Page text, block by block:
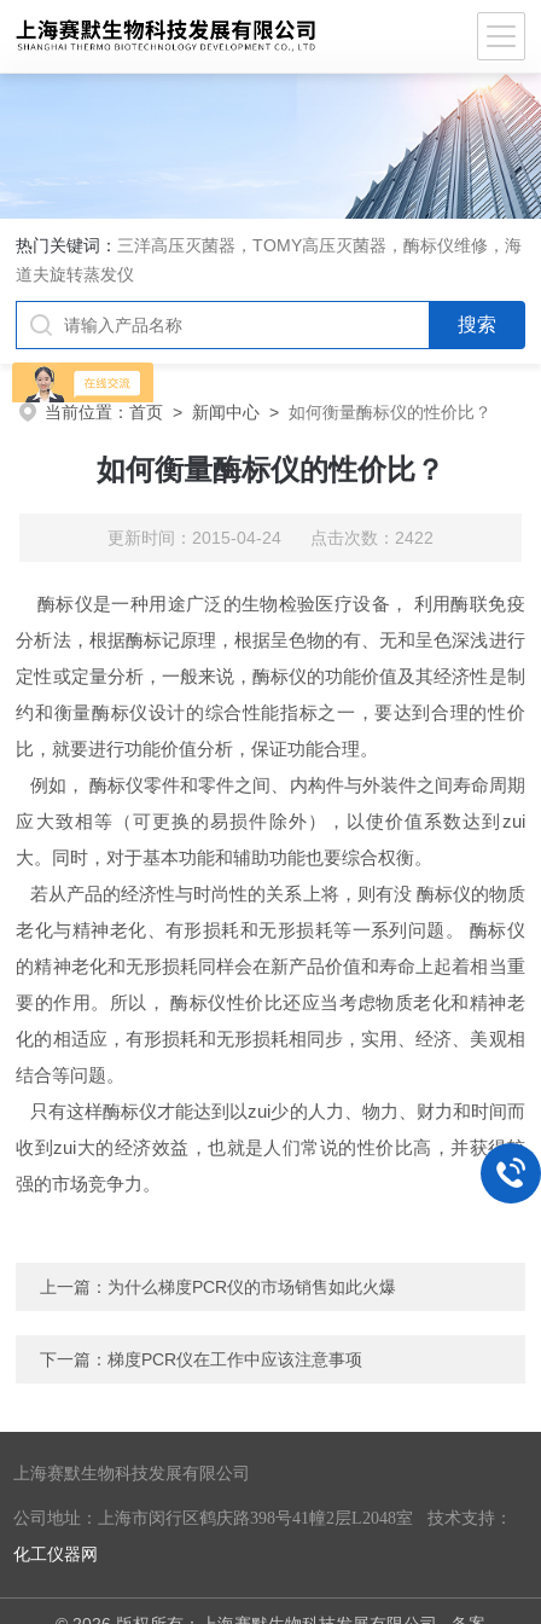
热门关键词： 三洋高压灭菌器，TOMY高压灭菌器，酶标仪维修，海
道夫旋转蒸发仪
当前位置：首页 > 新闻中心 >如何衡量酶标仪的性价比？
如何衡量酶标仪的性价比？
更新时间：2015-04-24 点击次数：2422
酶标仪是一种用途广泛的生物检验医疗设备， 利用酶联免疫
分析法，根据酶标记原理，根据呈色物的有、无和呈色深浅进行
定性或定量分析，一般来说，酶标仪的功能价值及其经济性是制
约和衡量酶标仪设计的综合性能指标之一，要达到合理的性价
比，就要进行功能价值分析，保证功能合理。
例如， 酶标仪零件和零件之间、内构件与外装件之间寿命周期
应大致相等（可更换的易损件除外），以使价值系数达到zui
大。同时，对于基本功能和辅助功能也要综合权衡。
若从产品的经济性与时尚性的关系上将，则有没 酶标仪的物质
老化与精神老化、有形损耗和无形损耗等一系列问题。 酶标仪
的精神老化和无形损耗同样会在新产品价值和寿命上起着相当重
要的作用。所以， 酶标仪性价比还应当考虑物质老化和精神老
化的相适应，有形损耗和无形损耗相同步，实用、经济、美观相
结合等问题。
只有这样酶标仪才能达到以zui少的人力、物力、财力和时间而
收到zui大的经济效益，也就是人们常说的性价比高，并获得较
强的市场竞争力。
上一篇： 为什么梯度PCR仪的市场销售如此火爆
下一篇：梯度PCR仪在工作中应该注意事项
上海赛默生物科技发展有限公司
公司地址：上海市闵行区鹤庆路398号41幢2层L2048室 技术支持：
化工仪器网